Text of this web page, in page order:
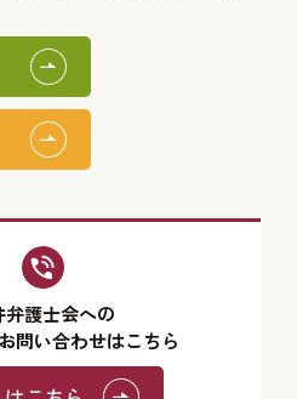
弁護士会への
問い合わせはこちら